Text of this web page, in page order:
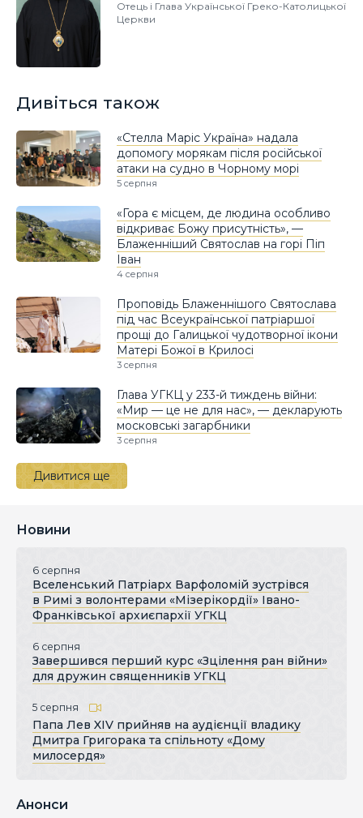
Отець і Глава Української Греко-Католицької
Церкви
Дивіться також
«Стелла Маріс Україна» надала
допомогу морякам після російської
атаки на судно в Чорному морі
5 серпня
«Гора є місцем, де людина особливо
відкриває Божу присутність», —
Блаженніший Святослав на горі Піп
Іван
4 серпня
Проповідь Блаженнішого Святослава
під час Всеукраїнської патріаршої
прощі до Галицької чудотворної ікони
Матері Божої в Крилосі
3 серпня
Глава УГКЦ у 233-й тиждень війни:
«Мир — це не для нас», — декларують
московські загарбники
3 серпня
Дивитися ще
Новини
6 серпня
Вселенський Патріарх Варфоломій зустрівся
в Римі з волонтерами «Мізерікордії» Івано-
Франківської архиєпархії УГКЦ
6 серпня
Завершився перший курс «Зцілення ран війни»
для дружин священників УГКЦ
5 серпня
Папа Лев XIV прийняв на аудієнції владику
Дмитра Григорака та спільноту «Дому
милосердя»
Анонси